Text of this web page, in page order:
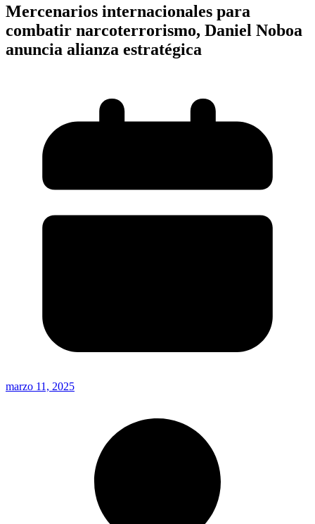
Mercenarios internacionales para
combatir narcoterrorismo, Daniel Noboa
anuncia alianza estratégica
marzo 11, 2025